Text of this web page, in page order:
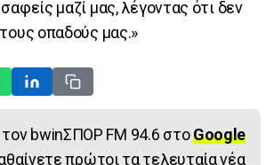
μαζί μας, λέγοντας ότι δεν
οπαδούς μας.»
bwinΣΠΟΡ FM 94.6 στοGoogle
πρώτοι τα τελευταία νέα